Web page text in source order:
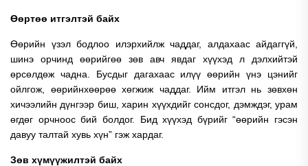
Өөртөө итгэлтэй байх
Өөрийн үзэл бодлоо илэрхийлж чаддаг, алдахаас айдаггүй,
шинэ орчинд өөрийгөө зөв авч явдаг хүүхэд л дэлхийтэй
өрсөлдөж чадна. Бусдыг дагахаас илүү өөрийн үнэ цэнийг
ойлгож, өөрийнхөөрөө хөгжиж чаддаг. Ийм итгэл нь зөвхөн
хичээлийн дүнгээр биш, харин хүүхдийг сонсдог, дэмждэг, урам
өгдөг орчноос бий болдог. Бид хүүхэд бүрийг “өөрийн гэсэн
давуу талтай хувь хүн” гэж хардаг.
Зөв хүмүүжилтэй байх